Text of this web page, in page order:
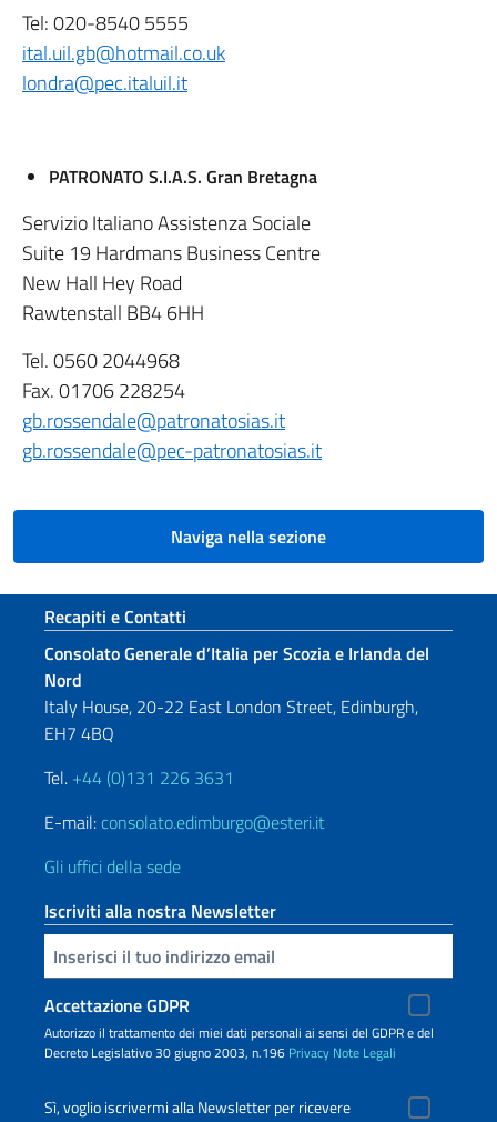
Tel: 020-8540 5555
ital.uil.gb@hotmail.co.uk
londra@pec.italuil.it
PATRONATO S.I.A.S. Gran Bretagna
Servizio Italiano Assistenza Sociale
Suite 19 Hardmans Business Centre
New Hall Hey Road
Rawtenstall BB4 6HH
Tel. 0560 2044968
Fax. 01706 228254
gb.rossendale@patronatosias.it
gb.rossendale@pec-patronatosias.it
Naviga nella sezione
Sezione footer
Recapiti e Contatti
Consolato Generale d’Italia per Scozia e Irlanda del
Nord
Italy House, 20-22 East London Street, Edinburgh,
EH7 4BQ
Tel. +44 (0)131 226 3631
E-mail: consolato.edimburgo@esteri.it
Gli uffici della sede
Iscriviti alla nostra Newsletter
Inserisci la tua email
Accettazione GDPR
Autorizzo il trattamento dei miei dati personali ai sensi del GDPR e del
Decreto Legislativo 30 giugno 2003, n.196 Privacy Note Legali
Sì, voglio iscrivermi alla Newsletter per ricevere